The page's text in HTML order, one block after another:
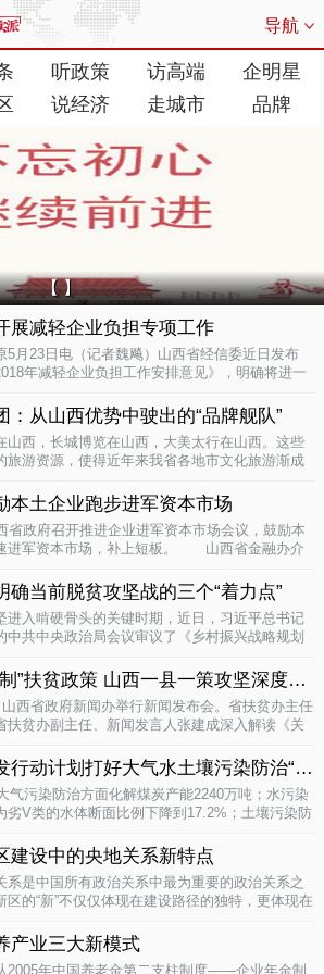
导航
听政策 访高端
企明星
说经济 走城市 品牌
【 】
展减轻企业负担专项工作
5月23日电（记者魏飚）山西省经信委近日发布
年减轻企业负担工作安排意见》，明确将进一
收...
：从山西优势中驶出的“品牌舰队”
山西，长城博览在山西，大美太行在山西。这些
旅游资源，使得近年来我省各地市文化旅游渐成
本土企业跑步进军资本市场
省政府召开推进企业进军资本市场会议，鼓励本
进军资本市场，补上短板。 山西省金融办介
确当前脱贫攻坚战的三个“着力点”
进入啃硬骨头的关键时期，近日，习近平总书记
中共中央政治局会议审议了《乡村振兴战略规划
“量身定制”扶贫政策 山西一县一策攻坚深度贫困
西省政府新闻办举行新闻发布会。省扶贫办主任
扶贫办副主任、新闻发言人张建成深入解读《关
...
04-12
山西下发行动计划打好大气水土壤污染防治“三战役”
气污染防治方面化解煤炭产能2240万吨；水污染
劣V类的水体断面比例下降到17.2%；土壤污染防
建设中的央地关系新特点
系是中国所有政治关系中最为重要的政治关系之
区的“新”不仅仅体现在建设路径的独特，更体现在
产业三大新模式
2005年中国养老金第二支柱制度——企业年金制